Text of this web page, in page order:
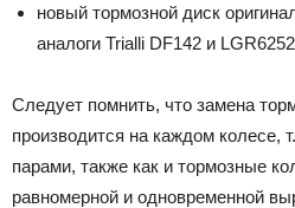
новый тормозной диск
аналоги Trialli DF142 и
Следует помнить, что замена
производится на каждом колесе,
парами, также как и тормозные
равномерной и одновременной